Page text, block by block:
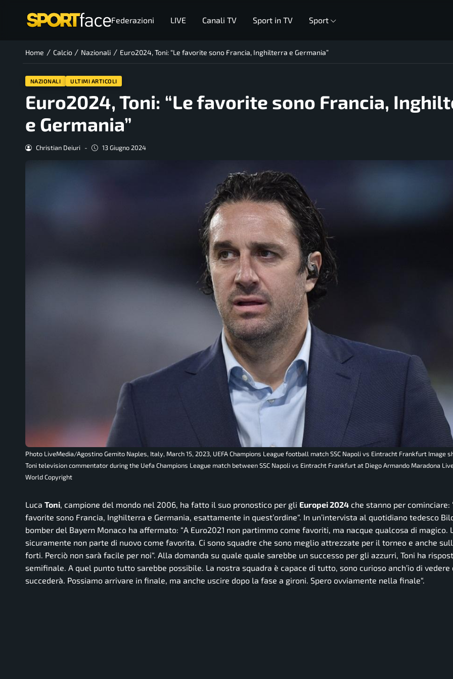
Federazioni LIVE Canali TV Sport in TV Sport
Home / Calcio / Nazionali / Euro2024, Toni: “Le favorite sono Francia, Inghilterra e Germania”
NAZIONALI ULTIMI ARTICOLI
Euro2024, Toni: “Le favorite sono Francia,
e Germania”
Christian Deiuri - 13 Giugno 2024
Photo LiveMedia/Agostino Gemito Naples, Italy, March 15, 2023, UEFA Champions League football match SSC Napoli vs Eintracht Frankfurt Image
Toni television commentator during the Uefa Champions League match between SSC Napoli vs Eintracht Frankfurt at Diego Armando Maradona
World Copyright
Luca Toni, campione del mondo nel 2006, ha fatto il suo pronostico per gli Europei 2024 che stanno per cominciare:
favorite sono Francia, Inghilterra e Germania, esattamente in quest’ordine“. In un’intervista al quotidiano tedesco
bomber del Bayern Monaco ha affermato: “A Euro2021 non partimmo come favoriti, ma nacque qualcosa di magico.
sicuramente non parte di nuovo come favorita. Ci sono squadre che sono meglio attrezzate per il torneo e anche
forti. Perciò non sarà facile per noi“. Alla domanda su quale quale sarebbe un successo per gli azzurri, Toni ha
semifinale. A quel punto tutto sarebbe possibile. La nostra squadra è capace di tutto, sono curioso anch’io di vedere
succederà. Possiamo arrivare in finale, ma anche uscire dopo la fase a gironi. Spero ovviamente nella finale“.